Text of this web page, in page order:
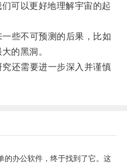
可以更好地理解宇宙的起
些不可预测的后果，比如
的黑洞。
还需要进一步深入并谨慎
的办公软件，终于找到了它。这